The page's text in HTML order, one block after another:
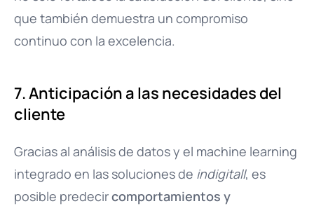
que también demuestra un compromiso
continuo con la excelencia.
7. Anticipación a las necesidades del
cliente
Gracias al análisis de datos y el machine learning
integrado en las soluciones de indigitall, es
posible predecircomportamientos y